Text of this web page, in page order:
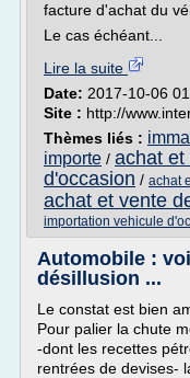
facture d'achat du
Le cas échéant...
Lire la suite
Date: 2017-10-06
Site : http://
Thèmes liés :
importe / achat et
d'occasion / achat
achat et vente
importation vehicule
Automobile :
désillusion ...
Le constat est bien
Pour palier la chute
-dont les recettes
rentrées de devises-